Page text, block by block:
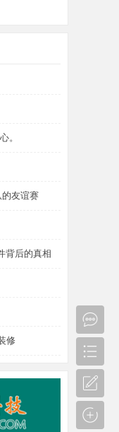
。
的友谊赛
背后的真相
修